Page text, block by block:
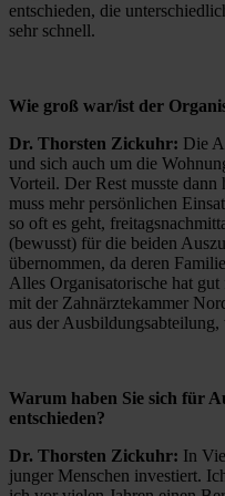
entschieden, die
sehr schnell.
Wie groß war/ist der
Dr. Thorsten Zickuhr: Die
und sich auch um die
Vorteil. Der Rest musste
muss mehr persönlichen
so oft es geht,
(bewusst) für die beiden
übernommen, da deren
Alles Organisatorische hat
mit der Zahnärztekammer
aus der
Warum haben Sie sich für
entschieden?
Dr. Thorsten Zickuhr: In
junger Menschen investiert.